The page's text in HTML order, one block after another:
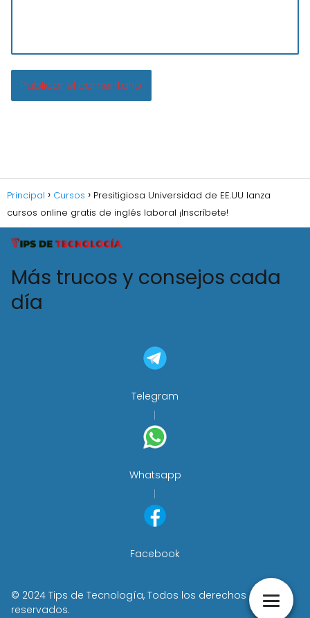
Principal Cursos
Presitigiosa Universidad de EE.UU lanza
cursos online gratis de inglés laboral ¡Inscríbete!
Más trucos y consejos cada
día
Telegram
Whatsapp
Facebook
© 2024 Tips de Tecnología, Todos los derechos
reservados.